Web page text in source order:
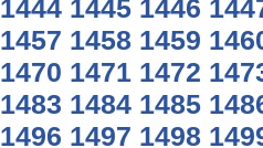
1444 1445 1446
1457 1458 1459
1470 1471 1472
1483 1484 1485
1496 1497 1498